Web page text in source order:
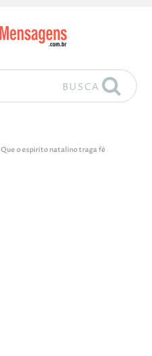
BUSCA
Que o espirito natalino traga fé